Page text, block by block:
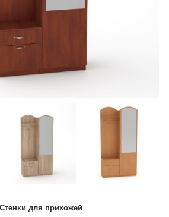
Стенки для прихожей